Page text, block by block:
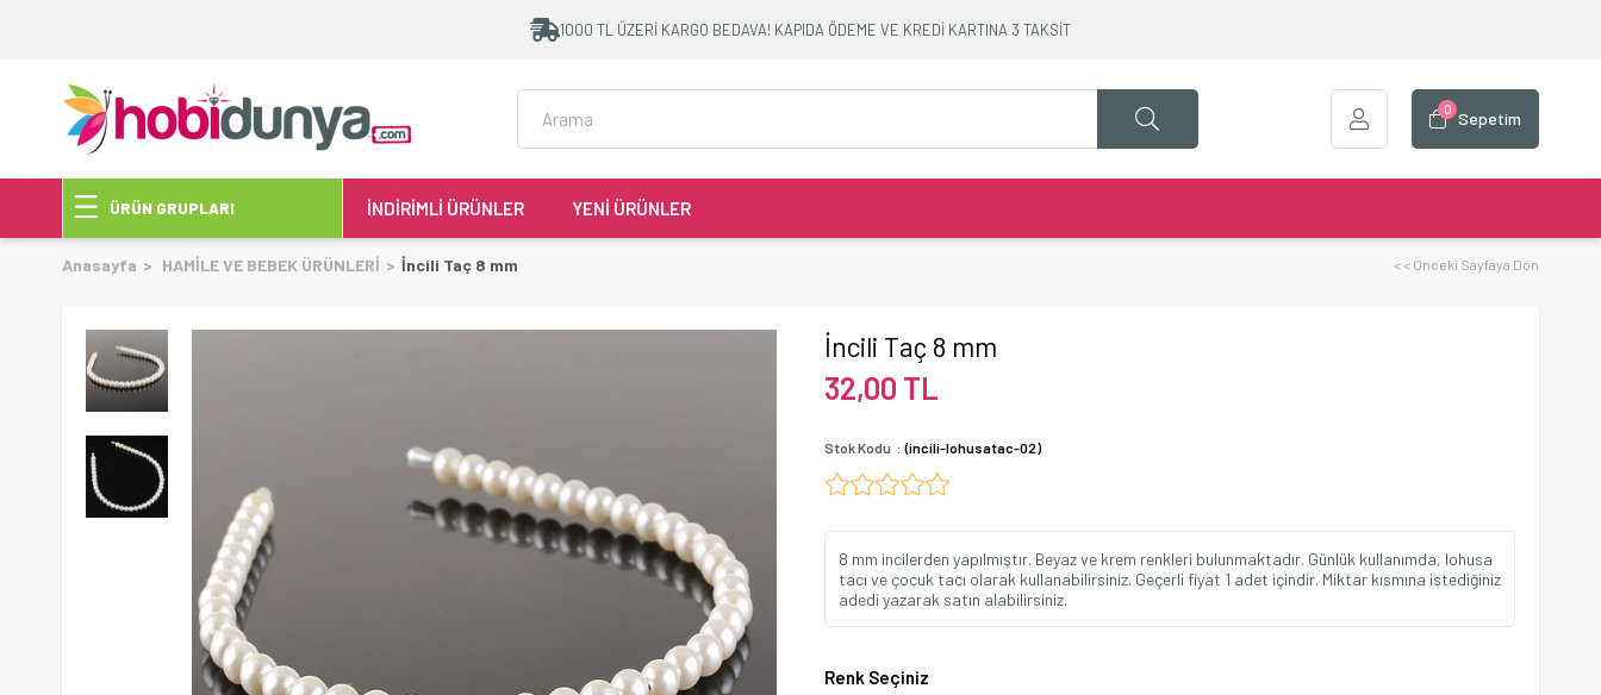
1000 TL ÜZERİ KARGO BEDAVA! KAPIDA ÖDEME VE KREDİ KARTINA 3 TAKSİT
Sepetim
0
ÜRÜN GRUPLARI İNDİRİMLİ ÜRÜNLER YENİ ÜRÜNLER
Anasayfa HAMİLE VE BEBEK ÜRÜNLERİ İncili Taç 8 mm < < Önceki Sayfaya Dön
İncili Taç 8 mm
32,00 TL
Stok Kodu (incili-lohusatac-02)
8 mm incilerden yapılmıştır. Beyaz ve krem renkleri bulunmaktadır. Günlük kullanımda, lohusa
tacı ve çocuk tacı olarak kullanabilirsiniz. Geçerli fiyat 1 adet içindir. Miktar kısmına istediğiniz
adedi yazarak satın alabilirsiniz.
Renk Seçiniz